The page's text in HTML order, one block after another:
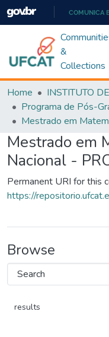
COMUNICA
&
Collections
Home
Mestrado em
Nacional -
Permanent URI for this
https://
Browse
results